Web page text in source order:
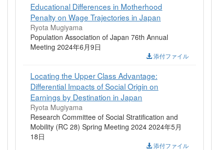
Educational Differences in Motherhood
Penalty on Wage Trajectories in Japan
Ryota Mugiyama
Population Association of Japan 76th Annual
Meeting 2024年6月9日
添付ファイル
Locating the Upper Class Advantage:
Differential Impacts of Social Origin on
Earnings by Destination in Japan
Ryota Mugiyama
Research Committee of Social Stratification and
Mobility (RC 28) Spring Meeting 2024 2024年5月
18日
添付ファイル